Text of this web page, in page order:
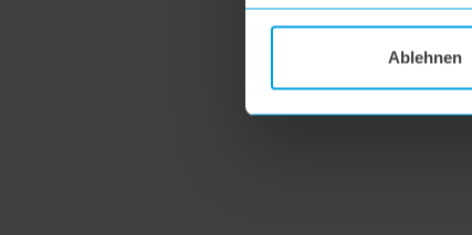
Ablehnen